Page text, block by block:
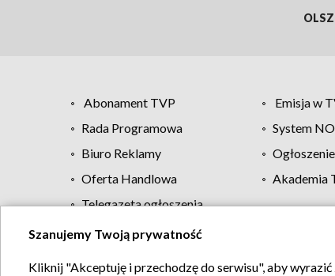
Abonament TVP Emisja w
Rada Programowa
System
Biuro Reklamy
Oferta Handlowa
Akademia
Telegazeta ogłoszenia
Regulamin TVP
Szanujemy Twoją prywatność
Kliknij "Akceptuję i przechodzę do serwisu", aby